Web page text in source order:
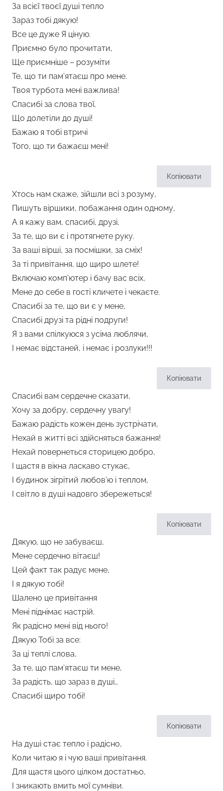
За всієї твоєї душі тепло
Зараз тобі дякую!
Все це дуже Я ціную.
Приємно було прочитати,
Ще приємніше – розуміти
Те, що ти пам’ятаєш про мене.
Твоя турбота мені важлива!
Спасибі за слова твої,
Що долетіли до душі!
Бажаю я тобі втричі
Того, що ти бажаєш мені!
Копіювати
Хтось нам скаже, зійшли всі з розуму,
Пишуть віршики, побажання один одному,
А я кажу вам, спасибі, друзі,
За те, що ви є і протягнете руку.
За ваші вірші, за посмішки, за сміх!
За ті привітання, що щиро шлете!
Включаю комп’ютер і бачу вас всіх,
Мене до себе в гості кличете і чекаєте.
Спасибі за те, що ви є у мене,
Спасибі друзі та рідні подруги!
Я з вами спілкуюся з усіма люблячи,
І немає відстаней, і немає і розлуки!!!
Копіювати
Спасибі вам сердечне сказати,
Хочу за добру, сердечну увагу!
Бажаю радість кожен день зустрічати,
Нехай в житті всі здійсняться бажання!
Нехай повернеться сторицею добро,
І щастя в вікна ласкаво стукає,
І будинок зігрітий любов’ю і теплом,
І світло в душі надовго збережеться!
Копіювати
Дякую, що не забуваєш,
Мене сердечно вітаєш!
Цей факт так радує мене,
І я дякую тобі!
Шалено це привітання
Мені піднімає настрій.
Як радісно мені від нього!
Дякую Тобі за все:
За ці теплі слова,
За те, що пам’ятаєш ти мене,
За радість, що зараз в душі…
Спасибі щиро тобі!
Копіювати
На душі стає тепло і радісно,
Коли читаю я і чую ваші привітання.
Для щастя цього цілком достатньо,
І зникають вмить мої сумніви.